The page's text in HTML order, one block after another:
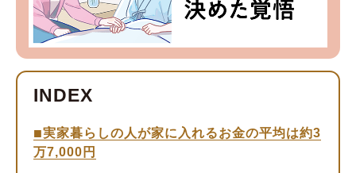
実家暮らしの人が家に入れるお金の平均は約3
万7,000円